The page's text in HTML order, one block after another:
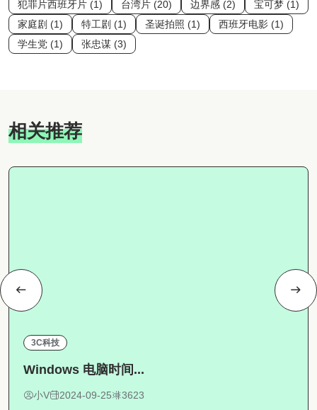
犯罪片西班牙片 (1)
台湾片 (20) 边界感 (2)
宝可梦 (1)
家庭剧 (1)
特工剧 (1) 圣诞拍照 (1)
西班牙电影 (1)
学生党 (1)
张忠谋 (3)
相关推荐
3C科技
Windows 电脑时间...
小V 2024-09-25 3623